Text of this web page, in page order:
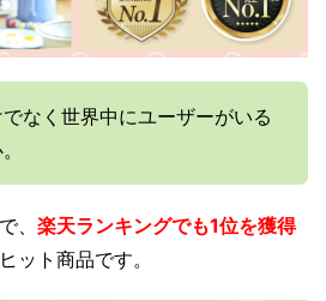
なく世界中にユーザーがいる
、 楽天ランキングでも1位を獲得
ット商品です。